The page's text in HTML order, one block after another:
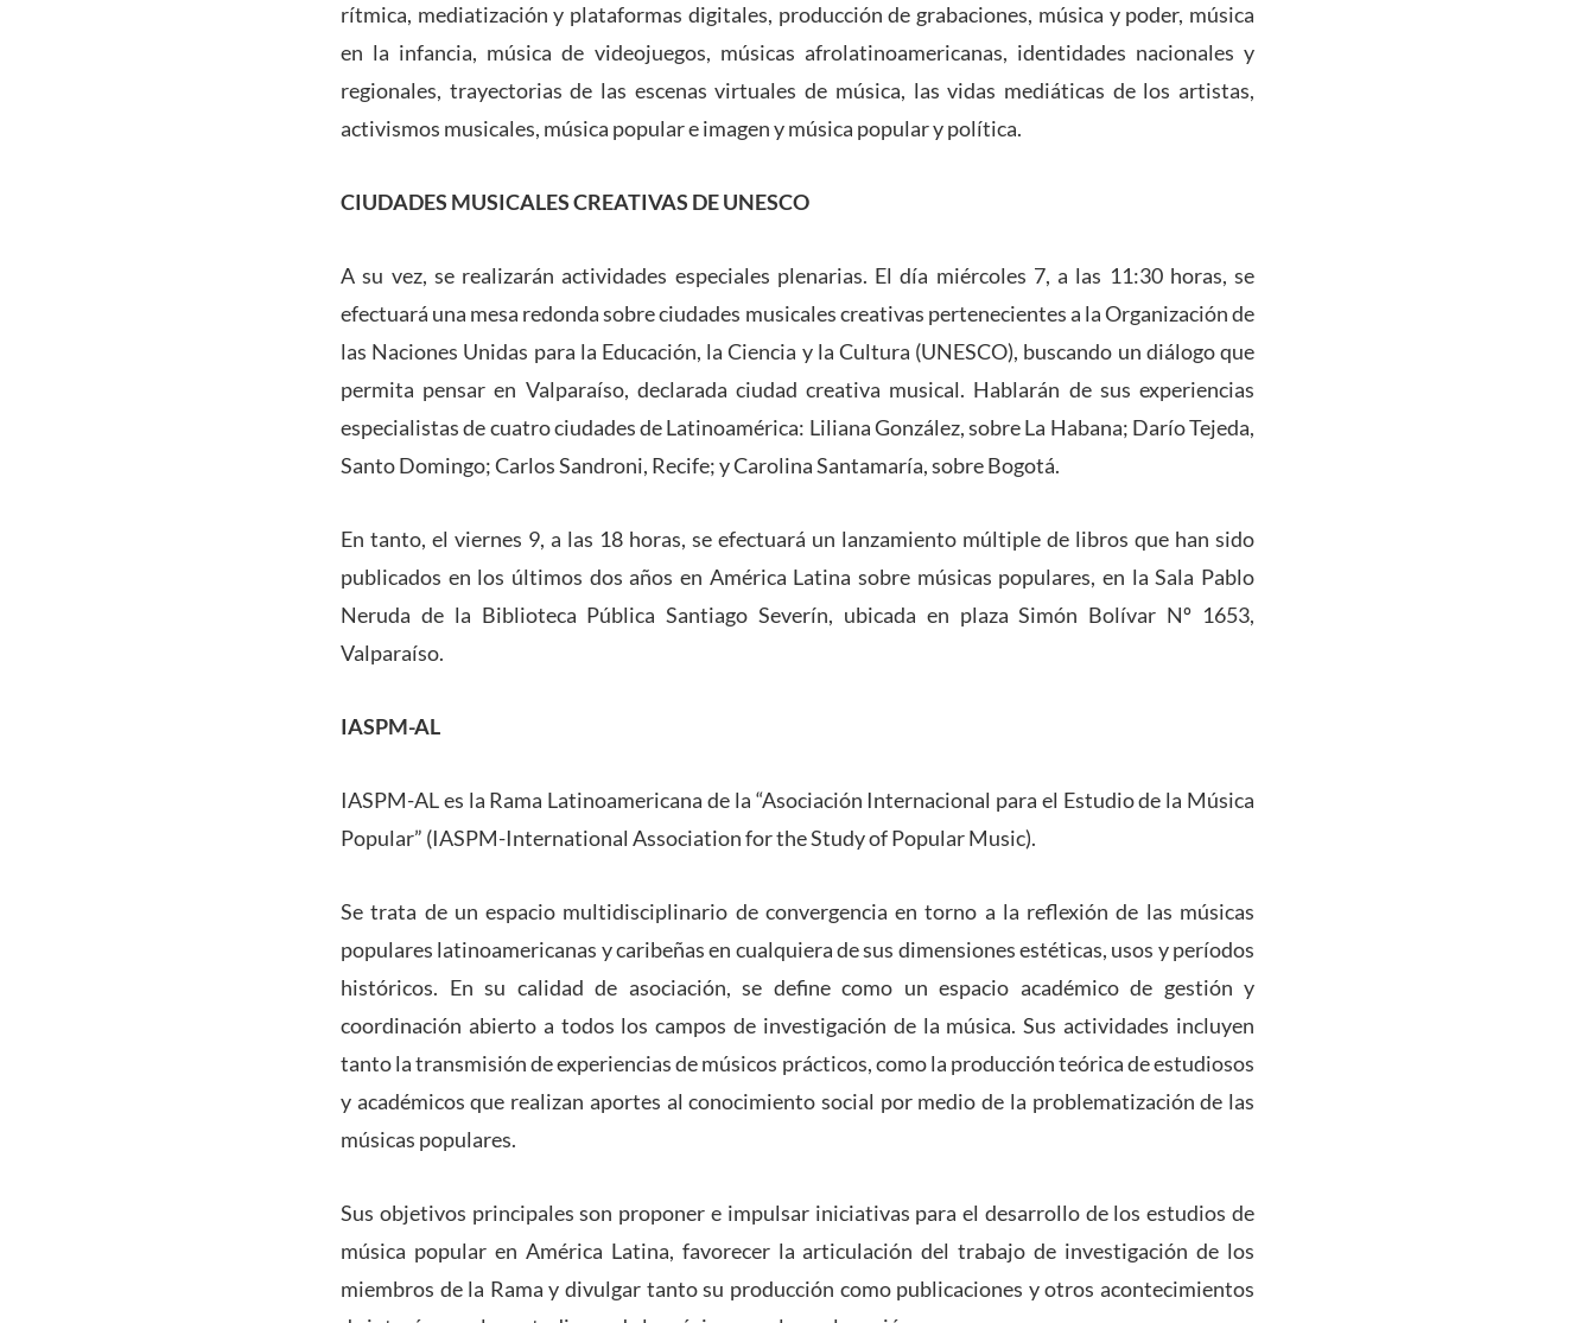
rítmica, mediatización y plataformas digitales, producción de grabaciones, música y poder, música
en la infancia, música de videojuegos, músicas afrolatinoamericanas, identidades nacionales y
regionales, trayectorias de las escenas virtuales de música, las vidas mediáticas de los artistas,
activismos musicales, música popular e imagen y música popular y política.
CIUDADES MUSICALES CREATIVAS DE UNESCO
A su vez, se realizarán actividades especiales plenarias. El día miércoles 7, a las 11:30 horas, se
efectuará una mesa redonda sobre ciudades musicales creativas pertenecientes a la Organización de
las Naciones Unidas para la Educación, la Ciencia y la Cultura (UNESCO), buscando un diálogo que
permita pensar en Valparaíso, declarada ciudad creativa musical. Hablarán de sus experiencias
especialistas de cuatro ciudades de Latinoamérica: Liliana González, sobre La Habana; Darío Tejeda,
Santo Domingo; Carlos Sandroni, Recife; y Carolina Santamaría, sobre Bogotá.
En tanto, el viernes 9, a las 18 horas, se efectuará un lanzamiento múltiple de libros que han sido
publicados en los últimos dos años en América Latina sobre músicas populares, en la Sala Pablo
Neruda de la Biblioteca Pública Santiago Severín, ubicada en plaza Simón Bolívar Nº 1653,
Valparaíso.
IASPM-AL
IASPM-AL es la Rama Latinoamericana de la “Asociación Internacional para el Estudio de la Música
Popular” (IASPM-International Association for the Study of Popular Music).
Se trata de un espacio multidisciplinario de convergencia en torno a la reflexión de las músicas
populares latinoamericanas y caribeñas en cualquiera de sus dimensiones estéticas, usos y períodos
históricos. En su calidad de asociación, se define como un espacio académico de gestión y
coordinación abierto a todos los campos de investigación de la música. Sus actividades incluyen
tanto la transmisión de experiencias de músicos prácticos, como la producción teórica de estudiosos
y académicos que realizan aportes al conocimiento social por medio de la problematización de las
músicas populares.
Sus objetivos principales son proponer e impulsar iniciativas para el desarrollo de los estudios de
música popular en América Latina, favorecer la articulación del trabajo de investigación de los
miembros de la Rama y divulgar tanto su producción como publicaciones y otros acontecimientos